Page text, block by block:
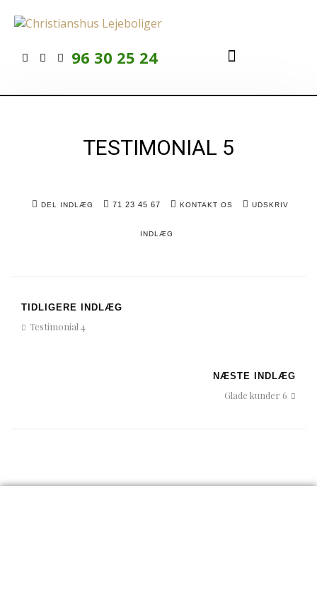
96 30 25 24
TESTIMONIAL 5
DEL INDLÆG 71 23 45 67 KONTAKT OS UDSKRIV
INDLÆG
TIDLIGERE INDLÆG
Testimonial 4
NÆSTE INDLÆG
Glade kunder 6